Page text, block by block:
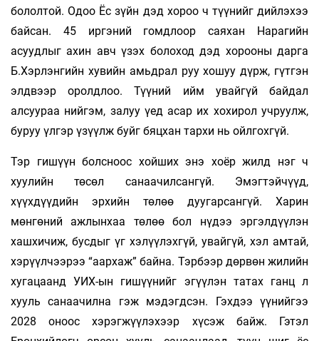
бололтой. Одоо Ёс зүйн дэд хороо ч түүнийг дийлэхээ
байсан. 45 иргэний гомдлоор саяхан Нарагийн
асуудлыг ахин авч үзэх болоход дэд хорооны дарга
Б.Хэрлэнгийн хувийн амьдрал руу хошуу дүрж, гүтгэн
элдвээр оролдлоо. Түүний ийм увайгүй байдал
алсуураа нийгэм, залуу үед асар их хохирол учруулж,
буруу үлгэр үзүүлж буйг бяцхан тархи нь ойлгохгүй.
Тэр гишүүн болсноос хойших энэ хоёр жилд нэг ч
хуулийн төсөл санаачилсангүй. Эмэгтэйчүүд,
хүүхдүүдийн эрхийн тө­лөө дуугарсангүй. Харин
мөнгөний ажлынхаа төлөө бол нүдээ эргэлдүүлэн
хашхичиж, бусдыг үг хэлүүлэхгүй, увайгүй, хэл амтай,
хэ­рүүлчээрээ “аархаж” байна. Тэрбээр дөрвөн жилийн
хугацаанд УИХ-ын гишүүнийг эгүүлэн татах ганц л
хууль санаачилна гэж мэдэгдсэн. Гэхдээ үүнийгээ
2028 оноос хэрэгжүүлэхээр хүсэж байж. Гэтэл